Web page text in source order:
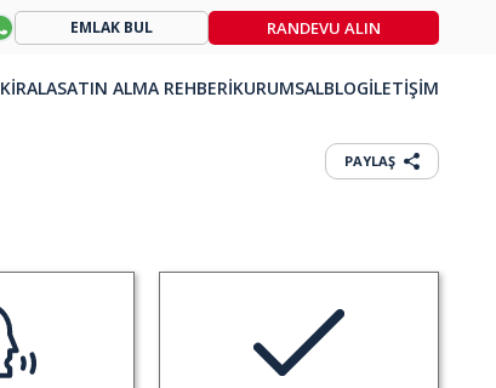
PAYLAŞ
EMLAK BUL RANDEVU ALIN
KİRALASATIN ALMA REHBERİKURUMSALBLOGİLETİŞİM